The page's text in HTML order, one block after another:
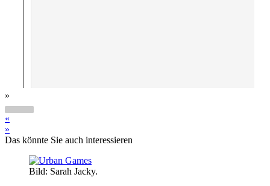
»
«
»
Das könnte Sie auch interessieren
Bild: Sarah Jacky.